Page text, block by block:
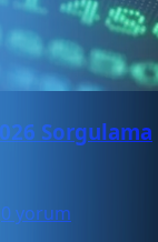
Sorgulama
0 yorum